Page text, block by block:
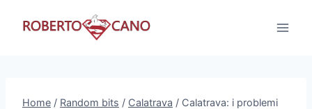
Home / Random bits / Calatrava / Calatrava: i problemi